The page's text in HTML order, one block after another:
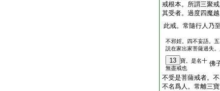
戒根本。所謂三聚
其受者。過度四魔
此戒。常隨行人乃
不邪婬。四不妄語。
説在家出家菩薩過失
13
寶。是名十
無盡戒也
佛
不受是菩薩戒者。
不名爲人。常離三